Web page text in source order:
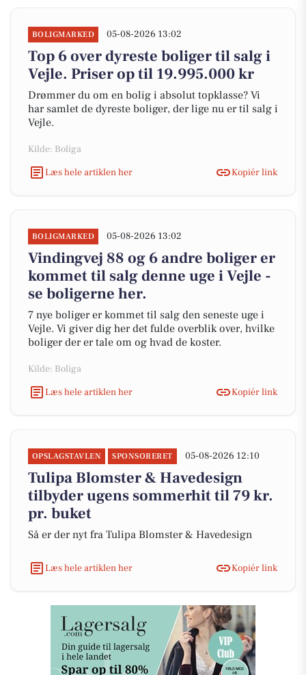
BOLIGMARKED 05-08-2026 13:02
Top 6 over dyreste boliger til salg i
Vejle. Priser op til 19.995.000 kr
Drømmer du om en bolig i absolut topklasse? Vi
har samlet de dyreste boliger, der lige nu er til salg i
Vejle.
Kilde: Boliga
Læs hele artiklen her
Kopiér link
BOLIGMARKED 05-08-2026 13:02
Vindingvej 88 og 6 andre boliger er
kommet til salg denne uge i Vejle -
se boligerne her.
7 nye boliger er kommet til salg den seneste uge i
Vejle. Vi giver dig her det fulde overblik over, hvilke
boliger der er tale om og hvad de koster.
Kilde: Boliga
Læs hele artiklen her
Kopiér link
OPSLAGSTAVLEN SPONSORERET 05-08-2026 12:10
Tulipa Blomster & Havedesign
tilbyder ugens sommerhit til 79 kr.
pr. buket
Så er der nyt fra Tulipa Blomster & Havedesign
Læs hele artiklen her Kopiér link